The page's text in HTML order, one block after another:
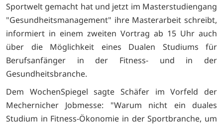
Sportwelt gemacht hat und jetzt im Masterstudiengang
"Gesundheitsmanagement" ihre Masterarbeit schreibt,
informiert in einem zweiten Vortrag ab 15 Uhr auch
über die Möglichkeit eines Dualen Studiums für
Berufsanfänger in der Fitness- und in der
Gesundheitsbranche.
Dem WochenSpiegel sagte Schäfer im Vorfeld der
Mechernicher Jobmesse: "Warum nicht ein duales
Studium in Fitness-Ökonomie in der Sportbranche, um